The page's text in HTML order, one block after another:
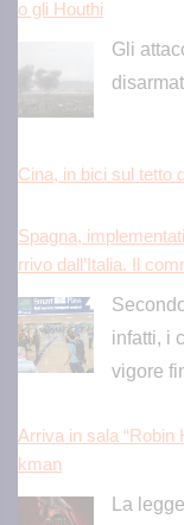
o gli Houthi
Gli
Cina, in bici sul tetto
Spagna,
rrivo dall’Italia. Il
infatti, i
vigore
Arriva in sala “Robin
kman
La